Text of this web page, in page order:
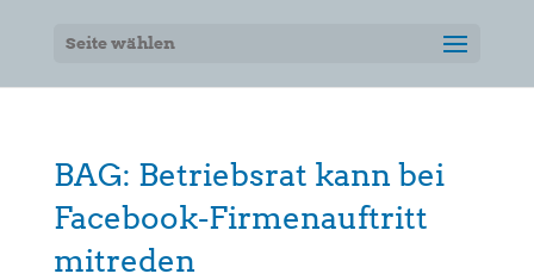
Seite wählen
BAG: Betriebsrat kann bei
Facebook-Firmenauftritt
mitreden